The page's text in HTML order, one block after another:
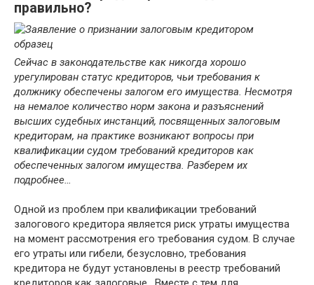
правильно?
Сейчас в законодательстве как никогда хорошо
урегулирован статус кредиторов, чьи требования к
должнику обеспечены залогом его имущества. Несмотря
на немалое количество норм закона и разъяснений
высших судебных инстанций, посвященных залоговым
кредиторам, на практике возникают вопросы при
квалификации судом требований кредиторов как
обеспеченных залогом имущества. Разберем их
подробнее…
Одной из проблем при квалификации требований
залогового кредитора является риск утраты имущества
на момент рассмотрения его требования судом. В случае
его утраты или гибели, безусловно, требования
кредитора не будут установлены в реестр требований